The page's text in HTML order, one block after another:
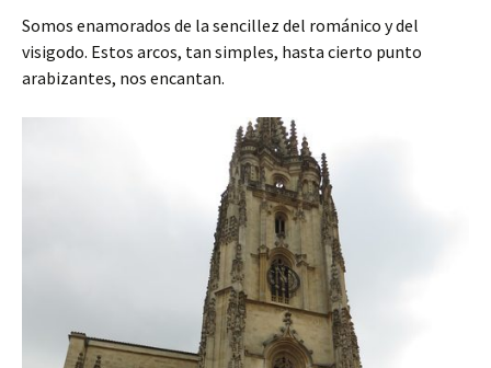
Somos enamorados de la sencillez del románico y del
visigodo. Estos arcos, tan simples, hasta cierto punto
arabizantes, nos encantan.